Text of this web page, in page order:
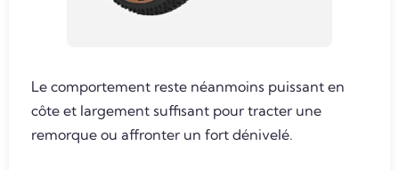
Le comportement reste néanmoins puissant en
côte et largement suffisant pour tracter une
remorque ou affronter un fort dénivelé.